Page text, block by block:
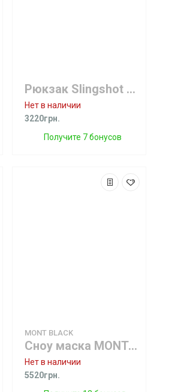
Рюкзак Slingshot Back Pack
Нет в наличии
3220грн.
Получите 7 бонусов
MONT BLACK
Сноу маска MONT BLACK back rainbow
Нет в наличии
5520грн.